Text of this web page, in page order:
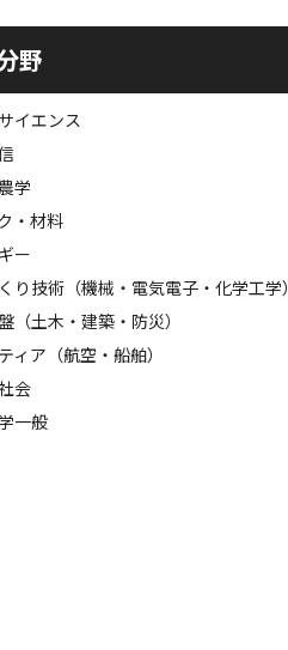
野
イエンス
学
・材料
ー
り技術（機械・電気電子・化学工学）
（土木・建築・防災）
ィア（航空・船舶）
会
一般